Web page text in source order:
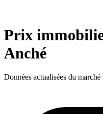
Prix
Anché
Données actualisées du